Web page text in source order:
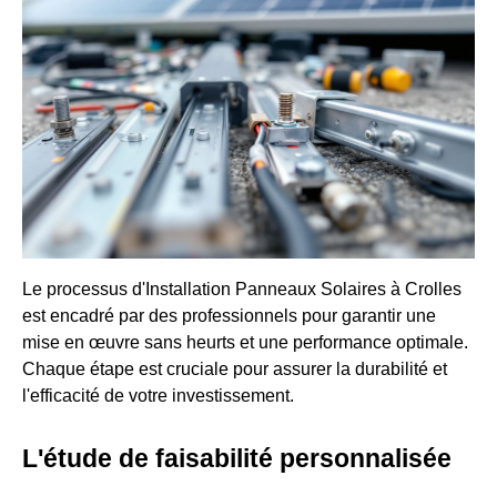
Le processus d'Installation Panneaux Solaires à Crolles
est encadré par des professionnels pour garantir une
mise en œuvre sans heurts et une performance optimale.
Chaque étape est cruciale pour assurer la durabilité et
l'efficacité de votre investissement.
L'étude de faisabilité personnalisée